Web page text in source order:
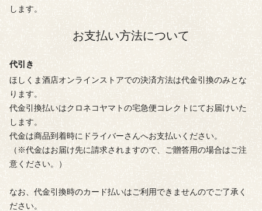
します。
お支払い方法について
代引き
ほしくま酒店オンラインストアでの決済方法は代金引換のみとな
ります。
代金引換払いはクロネコヤマトの宅急便コレクトにてお届けいた
します。
代金は商品到着時にドライバーさんへお支払いください。
（※代金はお届け先に請求されますので、ご贈答用の場合はご注
意ください。）
なお、代金引換時のカード払いはご利用できませんのでご了承く
ださい。